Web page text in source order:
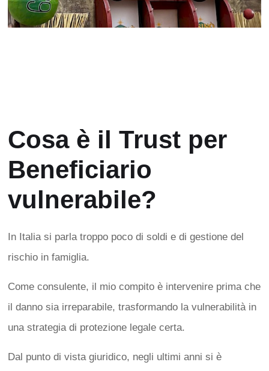
Cosa è il Trust per
Beneficiario
vulnerabile?
In Italia si parla troppo poco di soldi e di gestione del
rischio in famiglia.
Come consulente, il mio compito è intervenire prima che
il danno sia irreparabile, trasformando la vulnerabilità in
una strategia di protezione legale certa.
Dal punto di vista giuridico, negli ultimi anni si è